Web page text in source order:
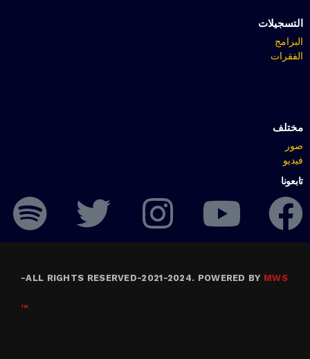
التسجيلات
البرامج
الفقرات
مختلف
صور
فيديو
تابعونا
ALL RIGHTS RESERVED-2021-2024. POWERED BY MWS
-
™